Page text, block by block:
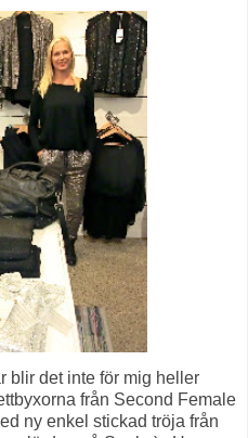
blir det inte för mig heller
från Second Female
ny enkel stickad tröja från